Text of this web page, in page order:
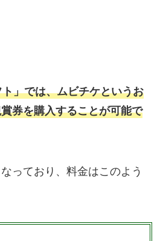
」では、ムビチケというお
券を購入することが可能で
っており、料金はこのよう